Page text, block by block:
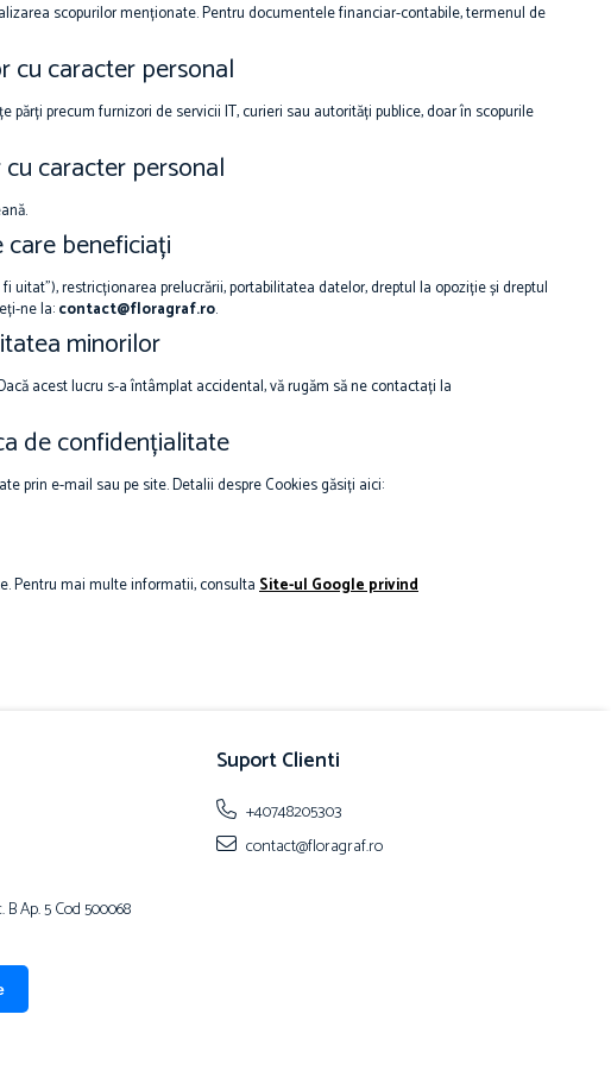
scopurilor menționate. Pentru documentele financiar-contabile, termenul de
cu caracter personal
precum furnizori de servicii IT, curieri sau autorități publice, doar în scopurile
caracter personal
beneficiați
restricționarea prelucrării, portabilitatea datelor, dreptul la opoziție și dreptul
ne la:contact@floragraf.ro.
minorilor
acest lucru s-a întâmplat accidental, vă rugăm să ne contactați la
de confidențialitate
prin e-mail sau pe site. Detalii despre Cookies găsiți aici:
Pentru mai multe informatii, consultaSite-ul Google privind
B Ap. 5 Cod 500068
Suport Clienti
+40748205303
contact@floragraf.ro